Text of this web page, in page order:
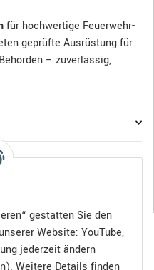
gestatten Sie den
Website: YouTube,
jederzeit ändern
für hochwertige Feuerwehr-
geprüfte Ausrüstung für
– zuverlässig,